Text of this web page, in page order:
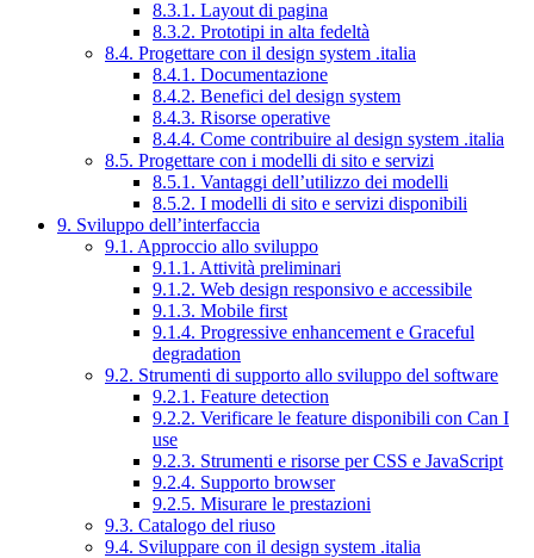
8.3.1. Layout di pagina
8.3.2. Prototipi in alta fedeltà
8.4. Progettare con il design system .italia
8.4.1. Documentazione
8.4.2. Benefici del design system
8.4.3. Risorse operative
8.4.4. Come contribuire al design system .italia
8.5. Progettare con i modelli di sito e servizi
8.5.1. Vantaggi dell’utilizzo dei modelli
8.5.2. I modelli di sito e servizi disponibili
9. Sviluppo dell’interfaccia
9.1. Approccio allo sviluppo
9.1.1. Attività preliminari
9.1.2. Web design responsivo e accessibile
9.1.3. Mobile first
9.1.4. Progressive enhancement e Graceful
degradation
9.2. Strumenti di supporto allo sviluppo del software
9.2.1. Feature detection
9.2.2. Verificare le feature disponibili con Can I
use
9.2.3. Strumenti e risorse per CSS e JavaScript
9.2.4. Supporto browser
9.2.5. Misurare le prestazioni
9.3. Catalogo del riuso
9.4. Sviluppare con il design system .italia